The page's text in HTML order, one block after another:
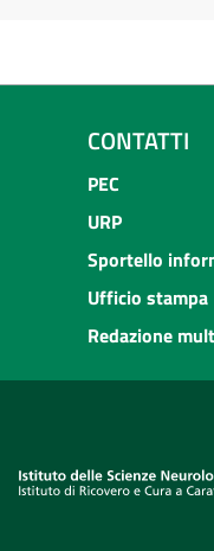
CONTATTI
PEC
URP
Sportello
Ufficio stampa
Redazione